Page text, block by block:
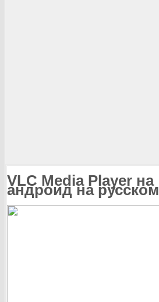
VLC Media Player на
андроид на русском